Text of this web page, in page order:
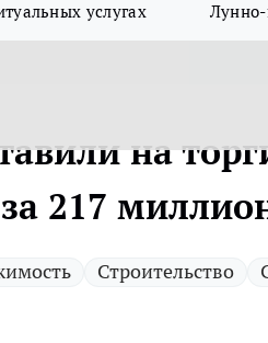
услугах Лунно-
на
217
Строительство